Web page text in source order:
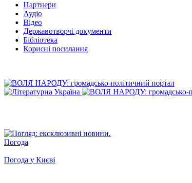
Партнери
Аудіо
Відео
Державотворчі документи
Бібліотека
Корисні посилання
Погода
Погода у Києві